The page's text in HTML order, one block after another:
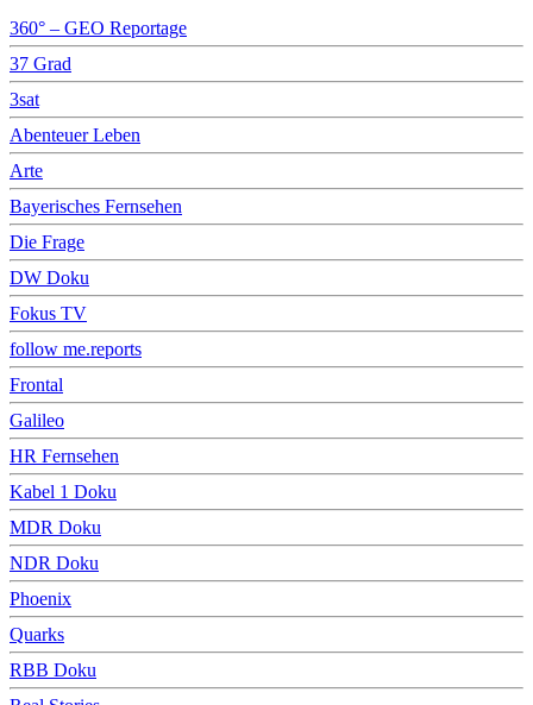
360° – GEO Reportage
37 Grad
3sat
Abenteuer Leben
Arte
Bayerisches Fernsehen
Die Frage
DW Doku
Fokus TV
follow me.reports
Frontal
Galileo
HR Fernsehen
Kabel 1 Doku
MDR Doku
NDR Doku
Phoenix
Quarks
RBB Doku